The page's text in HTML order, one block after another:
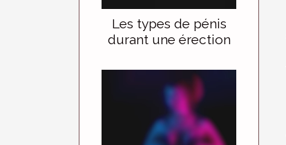
Les types de pénis
durant une érection